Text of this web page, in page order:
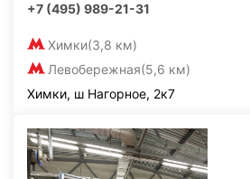
+7 (495) 989-21-31
Химки(3,8 км)
Левобережная(5,6 км)
Химки, ш Нагорное, 2к7